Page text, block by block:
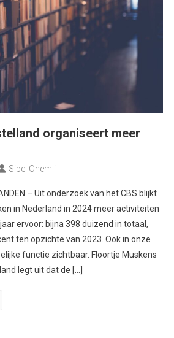
organiseert meer
Sibel Önemli
– Uit onderzoek van het CBS blijkt
in Nederland in 2024 meer activiteiten
ervoor: bijna 398 duizend in totaal,
ten opzichte van 2023. Ook in onze
functie zichtbaar. Floortje Muskens
legt uit dat de […]